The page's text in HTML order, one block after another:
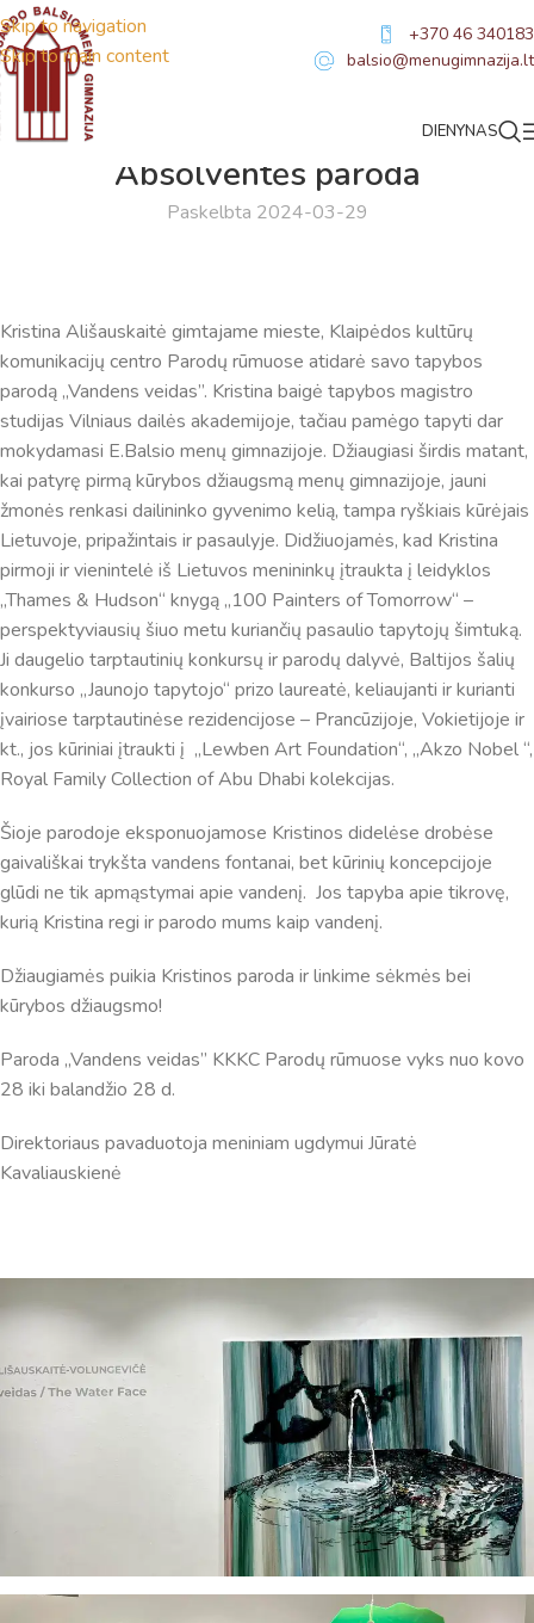
Skip to navigation
Skip to main content
+370 46 340183
balsio@menugimnazija.lt
DIENYNAS
Absolventės paroda
Paskelbta 2024-03-29
Kristina Ališauskaitė gimtajame mieste, Klaipėdos kultūrų
komunikacijų centro Parodų rūmuose atidarė savo tapybos
parodą ,,Vandens veidas”. Kristina baigė tapybos magistro
studijas Vilniaus dailės akademijoje, tačiau pamėgo tapyti dar
mokydamasi E.Balsio menų gimnazijoje. Džiaugiasi širdis matant,
kai patyrę pirmą kūrybos džiaugsmą menų gimnazijoje, jauni
žmonės renkasi dailininko gyvenimo kelią, tampa ryškiais kūrėjais
Lietuvoje, pripažintais ir pasaulyje. Didžiuojamės, kad Kristina
pirmoji ir vienintelė iš Lietuvos menininkų įtraukta į leidyklos
„Thames & Hudson“ knygą „100 Painters of Tomorrow“ –
perspektyviausių šiuo metu kuriančių pasaulio tapytojų šimtuką.
Ji daugelio tarptautinių konkursų ir parodų dalyvė, Baltijos šalių
konkurso „Jaunojo tapytojo“ prizo laureatė, keliaujanti ir kurianti
įvairiose tarptautinėse rezidencijose – Prancūzijoje, Vokietijoje ir
kt., jos kūriniai įtraukti į „Lewben Art Foundation“, „Akzo Nobel “,
Royal Family Collection of Abu Dhabi kolekcijas.
Šioje parodoje eksponuojamose Kristinos didelėse drobėse
gaivališkai trykšta vandens fontanai, bet kūrinių koncepcijoje
glūdi ne tik apmąstymai apie vandenį. Jos tapyba apie tikrovę,
kurią Kristina regi ir parodo mums kaip vandenį.
Džiaugiamės puikia Kristinos paroda ir linkime sėkmės bei
kūrybos džiaugsmo!
Paroda ,,Vandens veidas” KKKC Parodų rūmuose vyks nuo kovo
28 iki balandžio 28 d.
Direktoriaus pavaduotoja meniniam ugdymui Jūratė
Kavaliauskienė
E. Balsio gimnazijos DI
Sveiki! Taip, aš esu virtualus. Tačiau dirbtinis intelektas
suteikia man galimybę ne tik analizuoti Jūsų klausimą, bet
dar tobulai atsimenu visą šioje svetainėje pateiktą
informaciją. Jei visgi man pritrūks išmanumo - pateiksiu